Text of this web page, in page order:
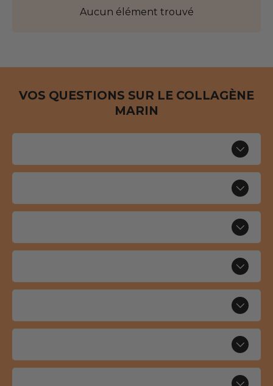
Aucun élément trouvé
VOS QUESTIONS SUR LE COLLAGÈNE
MARIN